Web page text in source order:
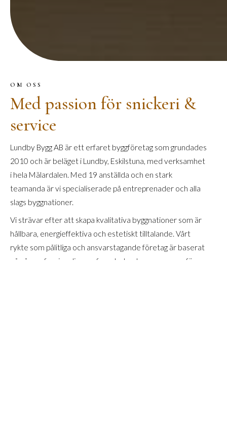
OM OSS
Med passion för snickeri &
service
Lundby Bygg AB är ett erfaret byggföretag som grundades
2010 och är beläget i Lundby, Eskilstuna, med verksamhet
i hela Mälardalen. Med 19 anställda och en stark
teamanda är vi specialiserade på entreprenader och alla
slags byggnationer.
Vi strävar efter att skapa kvalitativa byggnationer som är
hållbara, energieffektiva och estetiskt tilltalande. Vårt
rykte som pålitliga och ansvarstagande företag är baserat
på vår professionalism, erfarenhet och engagemang för